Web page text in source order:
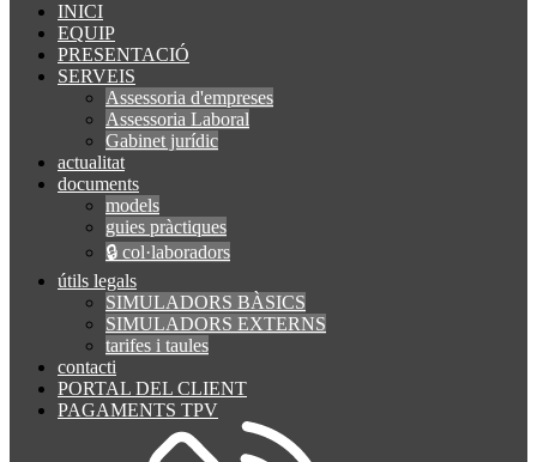
INICI
EQUIP
PRESENTACIÓ
SERVEIS
Assessoria d'empreses
Assessoria Laboral
Gabinet jurídic
actualitat
documents
models
guies pràctiques
🔒 col·laboradors
útils legals
SIMULADORS BÀSICS
SIMULADORS EXTERNS
tarifes i taules
contacti
PORTAL DEL CLIENT
PAGAMENTS TPV